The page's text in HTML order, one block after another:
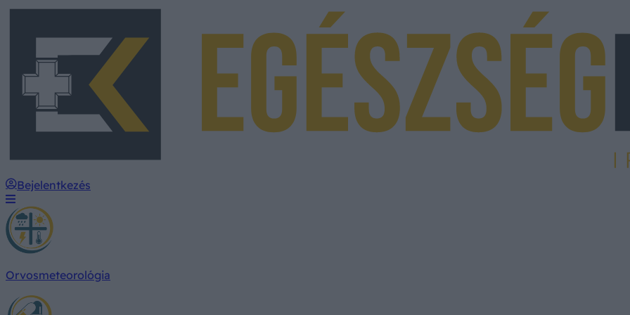
Bejelentkezés
Orvosmeteorológia